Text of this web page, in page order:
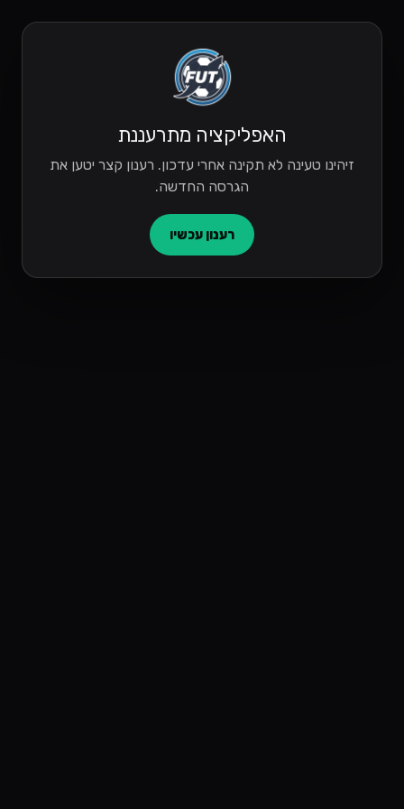
האפליקציה מתרעננת
זיהינו טעינה לא תקינה אחרי עדכון. רענון קצר יטען את
הגרסה החדשה.
רענון עכשיו